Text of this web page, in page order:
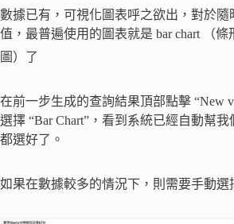
數據已有，可視化圖表呼之欲出，對於隨
值，最普遍使用的圖表就是 bar chart （條
圖）了
在前一步生成的查詢結果頂部點擊 “New
選擇 “Bar Chart”，看到系統已經自動幫我
都選好了。
如果在數據較多的情況下，則需要手動選